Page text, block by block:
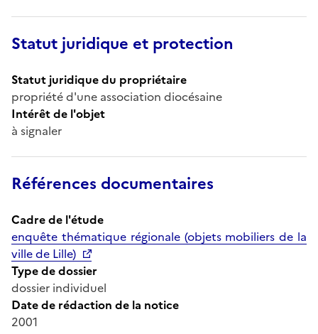
Statut juridique et protection
Statut juridique du propriétaire
propriété d'une association diocésaine
Intérêt de l'objet
à signaler
Références documentaires
Cadre de l'étude
enquête thématique régionale (objets mobiliers de la
ville de Lille)
Type de dossier
dossier individuel
Date de rédaction de la notice
2001